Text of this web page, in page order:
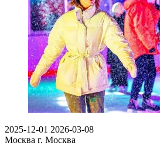
2025-12-01 2026-03-08
Москва г. Москва